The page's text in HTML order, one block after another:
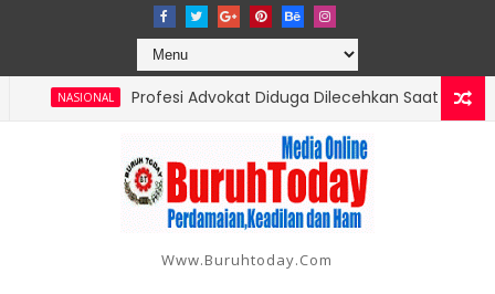
NASIONAL Profesi Advokat Diduga Dilecehkan Saat Jalankan
Laporan Korban di Inhil Bertambah Jadi 18 Orang,
Www.buruhtoday.com